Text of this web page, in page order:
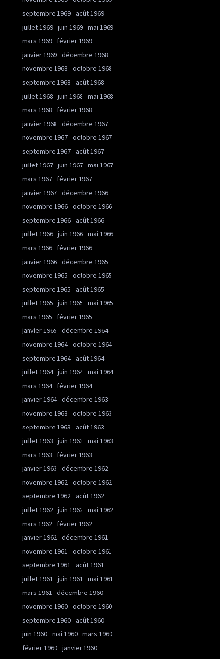
septembre 1969 août 1969
juillet 1969 juin 1969 mai 1969
mars 1969
février 1969
janvier 1969 décembre 1968
novembre 1968
octobre 1968
septembre 1968
août 1968
juillet 1968
juin 1968
mai 1968
mars 1968
février 1968
janvier 1968
décembre 1967
novembre 1967 octobre 1967
septembre 1967 août 1967
juillet 1967 juin 1967 mai 1967
mars 1967
février 1967
janvier 1967 décembre 1966
novembre 1966 octobre 1966
septembre 1966 août 1966
juillet 1966 juin 1966 mai 1966
mars 1966
février 1966
janvier 1966 décembre 1965
novembre 1965
octobre 1965
septembre 1965
août 1965
juillet 1965
juin 1965
mai 1965
mars 1965
février 1965
janvier 1965
décembre 1964
novembre 1964 octobre 1964
septembre 1964 août 1964
juillet 1964 juin 1964 mai 1964
mars 1964
février 1964
janvier 1964 décembre 1963
novembre 1963
octobre 1963
septembre 1963
août 1963
juillet 1963
juin 1963
mai 1963
mars 1963
février 1963
janvier 1963
décembre 1962
novembre 1962 octobre 1962
septembre 1962 août 1962
juillet 1962 juin 1962 mai 1962
mars 1962
février 1962
janvier 1962 décembre 1961
novembre 1961
octobre 1961
septembre 1961
août 1961
juillet 1961
juin 1961
mai 1961
mars 1961
décembre 1960
novembre 1960 octobre 1960
septembre 1960 août 1960
juin 1960 mai 1960 mars 1960
février 1960 janvier 1960